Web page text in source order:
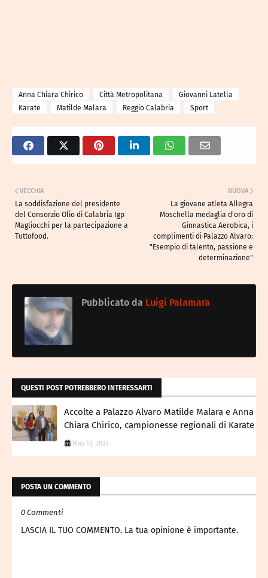
Anna Chiara Chirico Città Metropolitana
Giovanni Latella
Karate
Matilde Malara Reggio Calabria Sport
NUOVA
La giovane atleta Allegra
Moschella medaglia d'oro di
Ginnastica Aerobica, i
complimenti di Palazzo Alvaro:
"Esempio di talento, passione e
determinazione"
VECCHIA
La soddisfazione del presidente
del Consorzio Olio di Calabria Igp
Magliocchi per la partecipazione a
Tuttofood.
Pubblicato da Luigi Palamara
QUESTI POST POTREBBERO INTERESSARTI
Accolte a Palazzo Alvaro Matilde Malara e Anna
Chiara Chirico, campionesse regionali di Karate
May 13, 2023
POSTA UN COMMENTO
0 Commenti
LASCIA IL TUO COMMENTO. La tua opinione è importante.